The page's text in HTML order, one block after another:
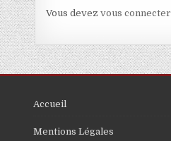
Vous devezvous connecter
Accueil
Mentions Légales